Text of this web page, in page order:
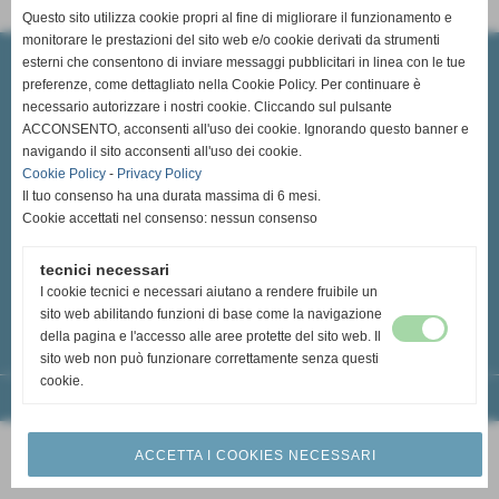
Avis Provinciale di Siena
(OdV) organizzazione di volontariato - Ente del Terzo Settore
Sede Legale: Via P. A. Mattioli, 8 A - 53100 - Siena (SI)
C.F 92004780521
Data iscrizione RRV 27/07/1994 - n° iscrizione RRV 702
Sede Operativa ed Amministrativa: Via della Pace, 73 - 53042 -
Chianciano Terme (SI)
Tel.: 0578 30663 - Cell.: +39 3534198004
Questo sito utilizza cookie propri al fine di migliorare il funzionamento e
monitorare le prestazioni del sito web e/o cookie derivati da strumenti
esterni che consentono di inviare messaggi pubblicitari in linea con le tue
preferenze, come dettagliato nella Cookie Policy. Per continuare è
necessario autorizzare i nostri cookie. Cliccando sul pulsante
ACCONSENTO, acconsenti all'uso dei cookie. Ignorando questo banner e
navigando il sito acconsenti all'uso dei cookie.
Cookie Policy - Privacy Policy
Il tuo consenso ha una durata massima di 6 mesi.
Cookie accettati nel consenso: nessun consenso
tecnici necessari
I cookie tecnici e necessari aiutano a rendere fruibile un
sito web abilitando funzioni di base come la navigazione
della pagina e l'accesso alle aree protette del sito web. Il
sito web non può funzionare correttamente senza questi
cookie.
ACCETTA I COOKIES NECESSARI